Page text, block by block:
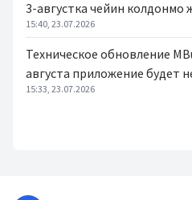
3-августка чейин колдонмо
15:40, 23.07.2026
Техническое обновление
августа приложение будет
15:33, 23.07.2026